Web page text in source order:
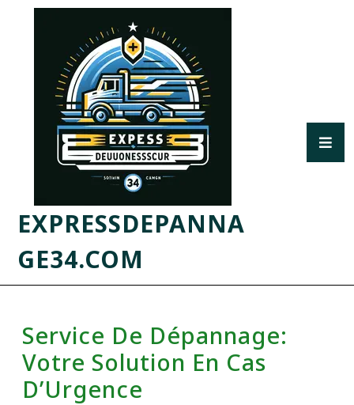
EXPRESSDEPANNA
GE34.COM
Service De Dépannage:
Votre Solution En Cas
D’Urgence